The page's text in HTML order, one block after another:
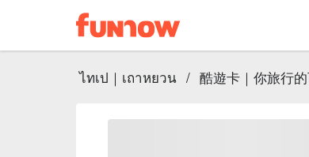
ไทเป｜เถาหยวน / 酷遊卡｜你旅行